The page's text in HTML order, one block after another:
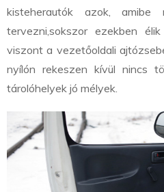
kisteherautók azok,
tervezni, sokszor ezekben
viszont a vezetőoldali
nyílón rekeszen kívül nincs
tárolóhelyek jó mélyek.